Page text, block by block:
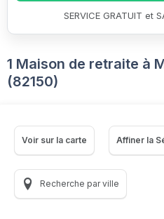
SERVICE GRATUIT et
1 Maison de retraite à
(82150)
Voir sur la carte Affiner la
Recherche par ville